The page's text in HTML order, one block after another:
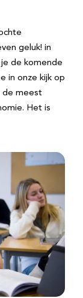
geluk! in
de komende
in onze kijk op
de meest
Het is